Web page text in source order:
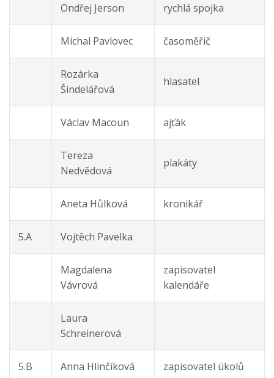
Ondřej Jerson rychlá spojka
Michal Pavlovec časoměřič
Rozárka
Šindelářová
hlasatel
Václav Macoun ajťák
Tereza
Nedvědová
plakáty
Aneta Hůlková kronikář
5.A Vojtěch Pavelka
Magdalena
Vávrová
zapisovatel
kalendáře
Laura
Schreinerová
5.B Anna Hlinčíková zapisovatel úkolů